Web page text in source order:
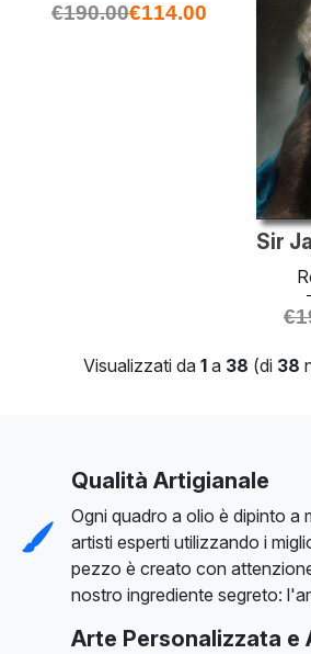
€190.00€114.00
€
Visualizzati da 1 a 38 (di 38
Qualità Artigianale
Ogni quadro a olio è dipinto a
artisti esperti utilizzando i
pezzo è creato con
nostro ingrediente segreto:
Arte Personalizzata e